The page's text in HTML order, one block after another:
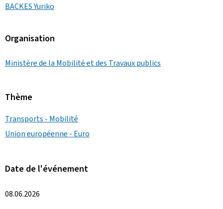
BACKES Yuriko
Organisation
Ministère de la Mobilité et des Travaux publics
Thème
Transports - Mobilité
Union européenne - Euro
Date de l'événement
08.06.2026